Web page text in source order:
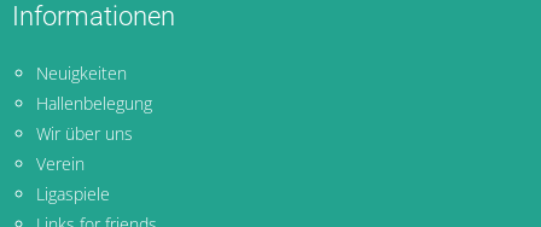
Informationen
Neuigkeiten
Hallenbelegung
Wir über uns
Verein
Ligaspiele